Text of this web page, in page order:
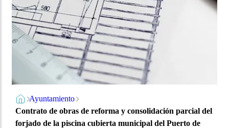
Ayuntamiento
Contrato de obras de reforma y consolidación parcial del
forjado de la piscina cubierta municipal del Puerto de